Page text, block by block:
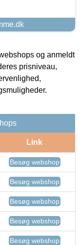
og anmeldt
prisniveau,
Link
Besøg webshop
Besøg webshop
Besøg webshop
Besøg webshop
Besøg webshop